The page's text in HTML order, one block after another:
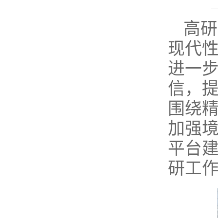
高
现代
进一
信，
围绕
加强
平台
研工